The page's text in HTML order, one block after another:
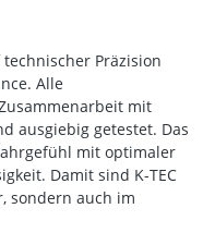
Präzision
Alle
mit
ausgiebig getestet. Das
mit optimaler
Damit sind K-TEC
sondern auch im